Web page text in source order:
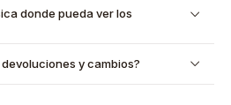
donde pueda ver los
y cambios?